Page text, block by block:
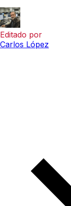
Editado por
Carlos López